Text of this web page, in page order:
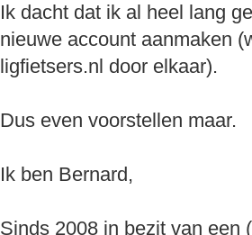
Ik dacht dat ik al heel lang
nieuwe account aanmaken
ligfietsers.nl door elkaar).
Dus even voorstellen maar.
Ik ben Bernard,
Sinds 2008 in bezit van een